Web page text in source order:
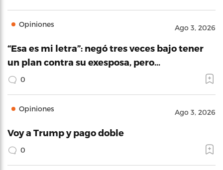
Opiniones Ago 3, 2026
“Esa es mi letra”: negó tres veces bajo tener
un plan contra su exesposa, pero…
0
Opiniones Ago 3, 2026
Voy a Trump y pago doble
0